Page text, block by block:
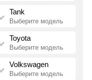
Tank
Выберите модель
Toyota
Выберите модель
Volkswagen
Выберите модель